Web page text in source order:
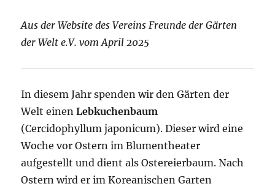
Aus der Website des Vereins Freunde der Gärten
der Welt e.V. vom April 2025
In diesem Jahr spenden wir den Gärten der
Welt einenLebkuchenbaum
(Cercidophyllum japonicum). Dieser wird eine
Woche vor Ostern im Blumentheater
aufgestellt und dient als Ostereierbaum. Nach
Ostern wird er im Koreanischen Garten